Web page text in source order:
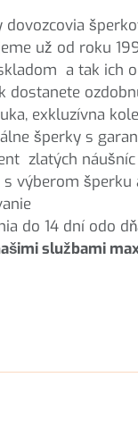
už od roku
a tak ich
dostanete
exkluzívna
šperky s
zlatých
výberom
do 14 dní odo
službami